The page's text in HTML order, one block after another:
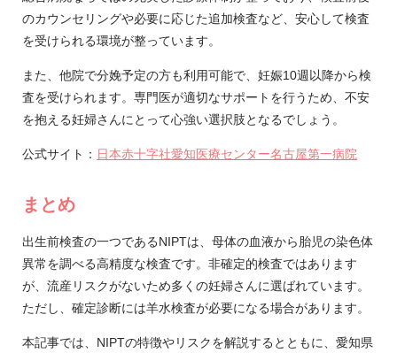
のカウンセリングや必要に応じた追加検査など、安心して検査
を受けられる環境が整っています。
また、他院で分娩予定の方も利用可能で、妊娠10週以降から検
査を受けられます。専門医が適切なサポートを行うため、不安
を抱える妊婦さんにとって心強い選択肢となるでしょう。
公式サイト： 日本赤十字社愛知医療センター名古屋第一病院
まとめ
出生前検査の一つであるNIPTは、母体の血液から胎児の染色体
異常を調べる高精度な検査です。非確定的検査ではあります
が、流産リスクがないため多くの妊婦さんに選ばれています。
ただし、確定診断には羊水検査が必要になる場合があります。
本記事では、NIPTの特徴やリスクを解説するとともに、愛知県